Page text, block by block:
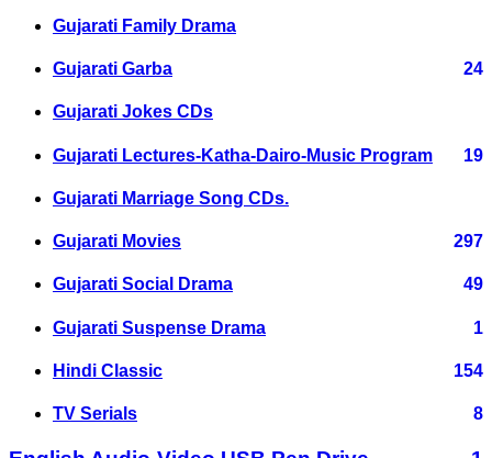
Gujarati Family Drama
Gujarati Garba 24
Gujarati Jokes CDs
Gujarati Lectures-Katha-Dairo-Music Program 19
Gujarati Marriage Song CDs.
Gujarati Movies 297
Gujarati Social Drama 49
Gujarati Suspense Drama 1
Hindi Classic 154
TV Serials 8